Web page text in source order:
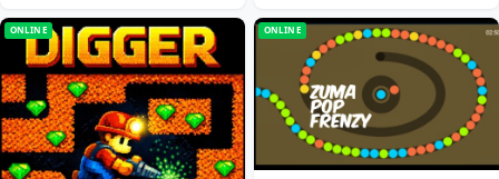
ONLINE ONLINE